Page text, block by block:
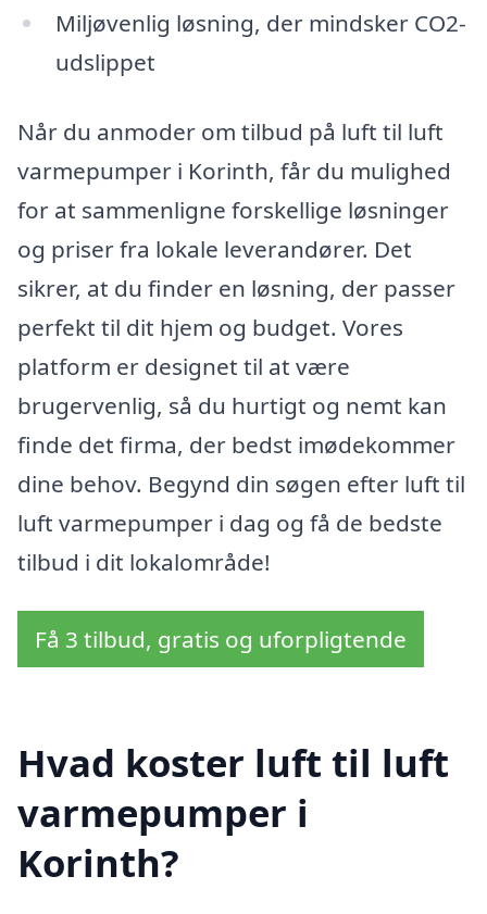
Miljøvenlig løsning, der mindsker CO2-
udslippet
Når du anmoder om tilbud på luft til luft
varmepumper i Korinth, får du mulighed
for at sammenligne forskellige løsninger
og priser fra lokale leverandører. Det
sikrer, at du finder en løsning, der passer
perfekt til dit hjem og budget. Vores
platform er designet til at være
brugervenlig, så du hurtigt og nemt kan
finde det firma, der bedst imødekommer
dine behov. Begynd din søgen efter luft til
luft varmepumper i dag og få de bedste
tilbud i dit lokalområde!
Få 3 tilbud, gratis og uforpligtende
Hvad koster luft til luft
varmepumper i
Korinth?